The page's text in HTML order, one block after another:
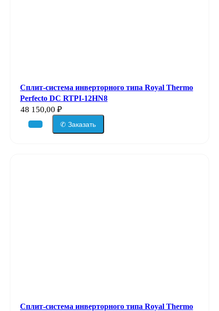
Сплит-система инверторного типа Royal Thermo
Perfecto DC RTPI-12HN8
48 150,00 ₽
✆ Заказать
Сплит-система инверторного типа Royal Thermo